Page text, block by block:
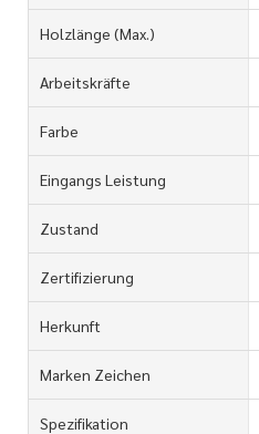
Holzlänge (max.)
Arbeitskräfte
Farbe
Eingangs Leistung
Zustand
Zertifizierung
Herkunft
Marken Zeichen
Spezifikation